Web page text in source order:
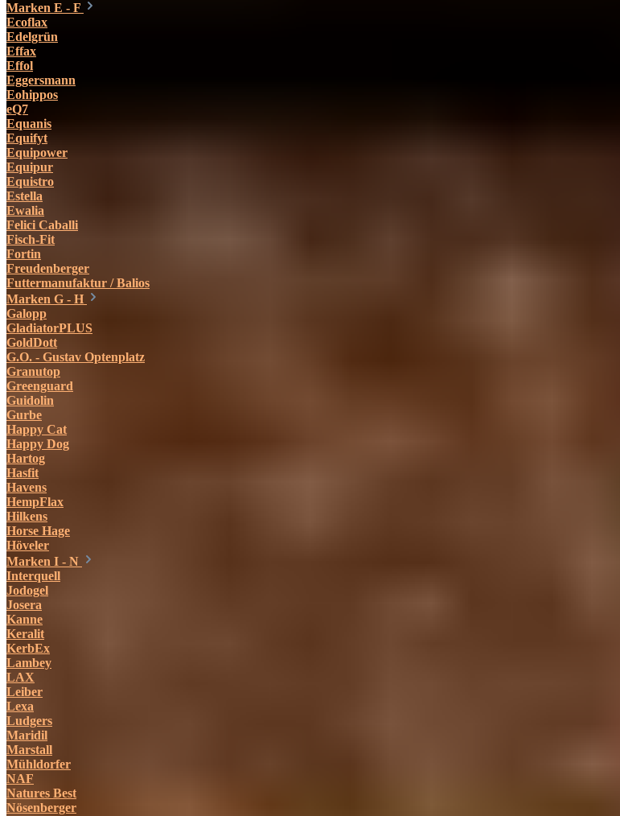
Marken E - F
Ecoflax
Edelgrün
Effax
Effol
Eggersmann
Eohippos
eQ7
Equanis
Equifyt
Equipower
Equipur
Equistro
Estella
Ewalia
Felici Caballi
Fisch-Fit
Fortin
Freudenberger
Futtermanufaktur / Balios
Marken G - H
Galopp
GladiatorPLUS
GoldDott
G.O. - Gustav Optenplatz
Granutop
Greenguard
Guidolin
Gurbe
Happy Cat
Happy Dog
Hartog
Hasfit
Havens
HempFlax
Hilkens
Horse Hage
Höveler
Marken I - N
Interquell
Jodogel
Josera
Kanne
Keralit
KerbEx
Lambey
LAX
Leiber
Lexa
Ludgers
Maridil
Marstall
Mühldorfer
NAF
Natures Best
Nösenberger